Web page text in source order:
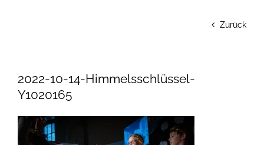
Zurück
2022-10-14-Himmelsschlüssel-
Y1020165